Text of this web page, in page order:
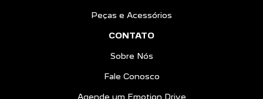
Peças e Acessórios
CONTATO
Sobre Nós
Fale Conosco
Agende um Emotion Drive